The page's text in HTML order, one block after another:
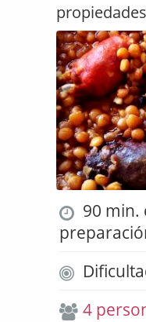
90 min.
4